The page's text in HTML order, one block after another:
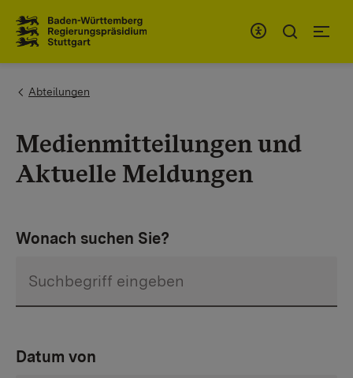
You are here:
Abteilungen
Medienmitteilungen und
Aktuelle Meldungen
Wonach suchen Sie?
Datum von